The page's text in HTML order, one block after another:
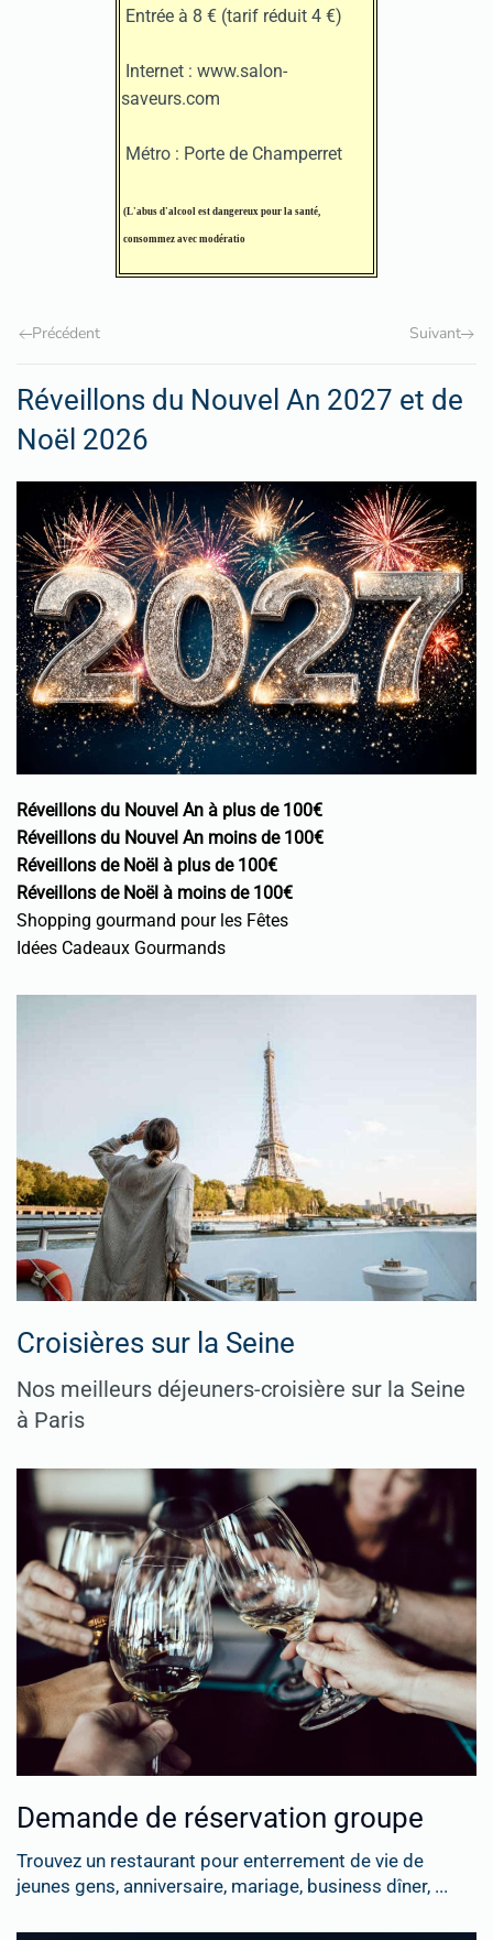
Entrée à 8 € (tarif réduit 4 €)
Internet : www.salon-
saveurs.com
Métro : Porte de Champerret
(L'abus d'alcool est dangereux pour la santé,
consommez avec modératio
Précédent Suivant
Réveillons du Nouvel An 2027 et de
Noël 2026
Réveillons du Nouvel An à plus de 100€
Réveillons du Nouvel An moins de 100€
Réveillons de Noël à plus de 100€
Réveillons de Noël à moins de 100€
Shopping gourmand pour les Fêtes
Idées Cadeaux Gourmands
Croisières sur la Seine
Nos meilleurs déjeuners-croisière sur la Seine
à Paris
Demande de réservation groupe
Trouvez un restaurant pour enterrement de vie de
jeunes gens, anniversaire, mariage, business dîner, ...